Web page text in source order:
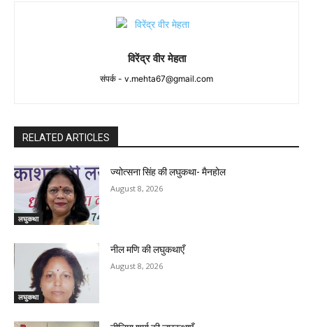
विरेंद्र वीर मेहता
संपर्क - v.mehta67@gmail.com
RELATED ARTICLES
लघुकथा
ज्योत्सना सिंह की लघुकथा- मैनहोल
August 8, 2026
लघुकथा
नील मणि की लघुकथाएँ
August 8, 2026